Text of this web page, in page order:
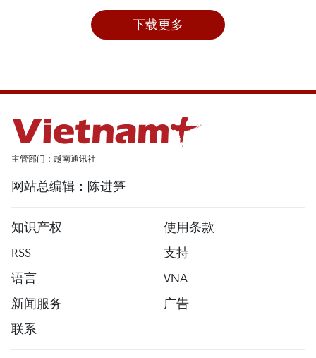
下载更多
主管部门：越南通讯社
网站总编辑：陈进笋
知识产权
使用条款
RSS
支持
语言
VNA
新闻服务
广告
联系